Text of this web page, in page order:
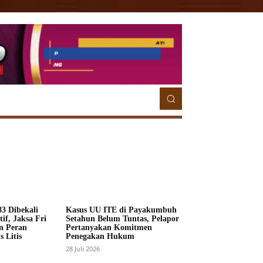
Dibekali
Jaksa Fri
Peran
Litis
Kasus UU ITE di Payakumbuh
Setahun Belum Tuntas, Pelapor
Pertanyakan Komitmen
Penegakan Hukum
28 Juli 2026